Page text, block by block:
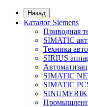
Назад
Каталог Siemens
Приводная
SIMATIC
Техника
SIRIUS
SIMATIC
SIMATIC
SINUMERIK